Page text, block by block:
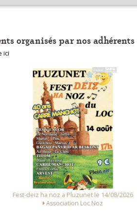
organisés par nos adhérents
ici
ha noz a Pluzunet le 14/08/2026
Association Loc Noz